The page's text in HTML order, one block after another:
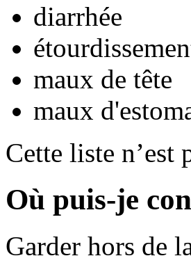
diarrhée
maux de tête
maux
Cette liste n’est
Où puis-je
Garder hors de